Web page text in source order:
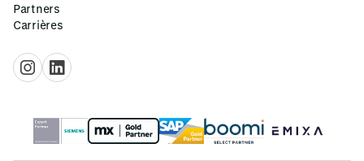
Partners
Carrières